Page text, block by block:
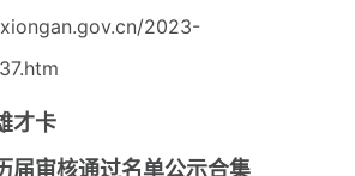
2023-
才卡
届审核通过名单公示合集